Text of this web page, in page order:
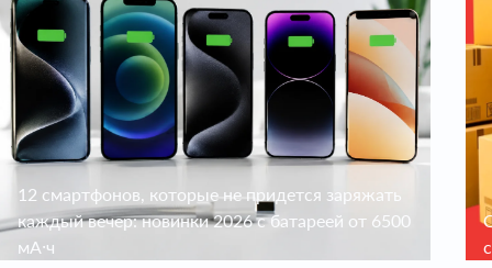
12 смартфонов, которые не придется заряжать
каждый вечер: новинки 2026 с батареей от 6500
мА·ч